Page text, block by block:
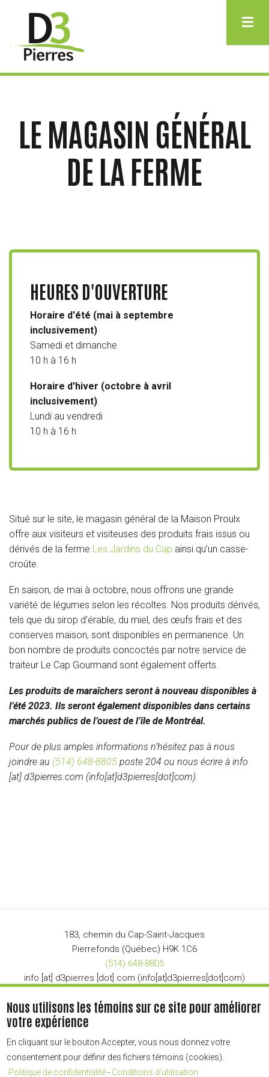
principal
LE MAGASIN GÉNÉRAL
DE LA FERME
HEURES D'OUVERTURE
Horaire d'été (mai à septembre
inclusivement)
Samedi et dimanche
10 h à 16 h
Horaire d'hiver (octobre à avril
inclusivement)
Lundi au vendredi
10 h à 16 h
Situé sur le site, le magasin général de la Maison Proulx
offre aux visiteurs et visiteuses des produits frais issus ou
dérivés de la ferme Les Jardins du Cap ainsi qu’un casse-
croûte.
En saison, de mai à octobre, nous offrons une grande
variété de légumes selon les récoltes. Nos produits dérivés,
tels que du sirop d’érable, du miel, des œufs frais et des
conserves maison, sont disponibles en permanence. Un
bon nombre de produits concoctés par notre service de
traiteur Le Cap Gourmand sont également offerts.
Les produits de maraîchers seront à nouveau disponibles à
l’été 2023. Ils seront également disponibles dans certains
marchés publics de l’ouest de l’île de Montréal.
Pour de plus amples informations n’hésitez pas à nous
joindre au (514) 648-8805 poste 204 ou nous écrire à info
[at] d3pierres com (info[at]d3pierres[dot]com)
Copyright © 2023 D-Trois-Pierres
Tous droits réservés.
Conditions d'utilisation
183, chemin du Cap-Saint-Jacques
Pierrefonds (Québec) H9K 1C6
(514) 648-8805
info [at] d3pierres [dot] com (info[at]d3pierres[dot]com)
Nous utilisons les témoins sur ce site pour améliorer
votre expérience
En cliquant sur le bouton Accepter, vous nous donnez votre
consentement pour définir des fichiers témoins (cookies).
Politique de confidentialité- Conditions d'utilisation